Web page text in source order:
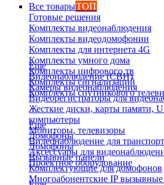
Все товарыТОП
Готовые решения
Комплекты видеонаблюдения
Комплекты видеодомофонии
Комплекты для интернета 4G
Комплекты умного дома
Комплекты цифрового тв
Комплекты сигнализаций
Комплекты спутникового
Еще
Видеонаблюдение (СВН)
Камеры видеонаблюдения
Видеорегистраторы для
Жесткие диски, карты памяти,
компьютеры
Мониторы, телевизоры
Видеонаблюдение для
Аксессуары для
Проектное оборудование
Еще
Домофоны
Домофоны
Вызывные панели
Комплектующие для домофонов
Многоабонентские IP вызывные